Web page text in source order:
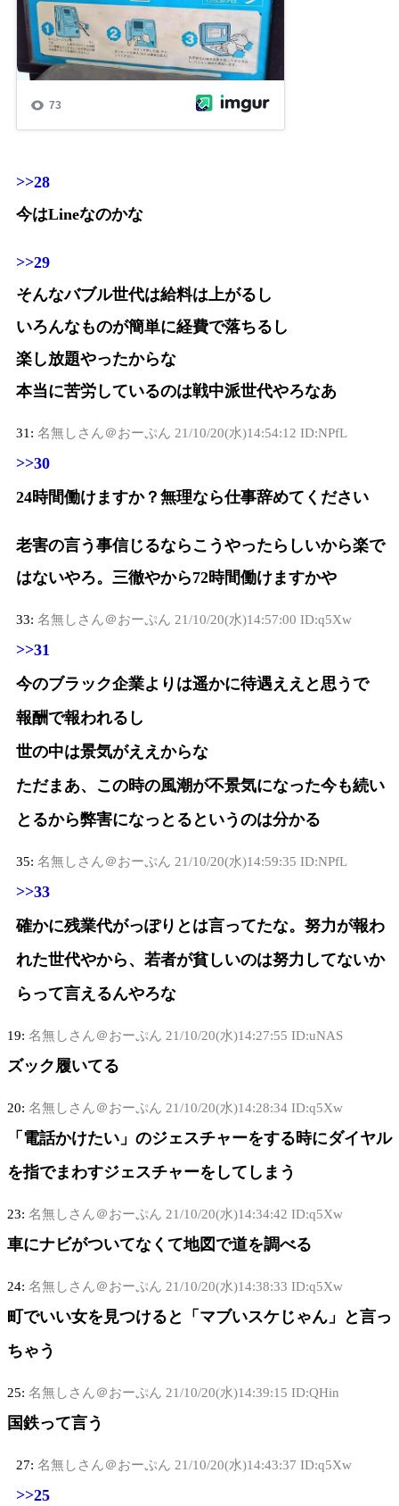
>>28
今はLineなのかな
>>29
そんなバブル世代は給料は上がるし
いろんなものが簡単に経費で落ちるし
楽し放題やったからな
本当に苦労しているのは戦中派世代やろなあ
31: 名無しさん＠おーぷん 21/10/20(水)14:54:12 ID:NPfL
>>30
24時間働けますか？無理なら仕事辞めてください
老害の言う事信じるならこうやったらしいから楽で
はないやろ。三徹やから72時間働けますかや
33: 名無しさん＠おーぷん 21/10/20(水)14:57:00 ID:q5Xw
>>31
今のブラック企業よりは遥かに待遇ええと思うで
報酬で報われるし
世の中は景気がええからな
ただまあ、この時の風潮が不景気になった今も続い
とるから弊害になっとるというのは分かる
35: 名無しさん＠おーぷん 21/10/20(水)14:59:35 ID:NPfL
>>33
確かに残業代がっぽりとは言ってたな。努力が報わ
れた世代やから、若者が貧しいのは努力してないか
らって言えるんやろな
19: 名無しさん＠おーぷん 21/10/20(水)14:27:55 ID:uNAS
ズック履いてる
20: 名無しさん＠おーぷん 21/10/20(水)14:28:34 ID:q5Xw
「電話かけたい」のジェスチャーをする時にダイヤル
を指でまわすジェスチャーをしてしまう
23: 名無しさん＠おーぷん 21/10/20(水)14:34:42 ID:q5Xw
車にナビがついてなくて地図で道を調べる
24: 名無しさん＠おーぷん 21/10/20(水)14:38:33 ID:q5Xw
町でいい女を見つけると「マブいスケじゃん」と言っ
ちゃう
25: 名無しさん＠おーぷん 21/10/20(水)14:39:15 ID:QHin
国鉄って言う
27: 名無しさん＠おーぷん 21/10/20(水)14:43:37 ID:q5Xw
>>25